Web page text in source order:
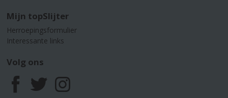
Mijn topSlijter
Herroepingsformulier
Interessante links
Volg ons
F
T
I